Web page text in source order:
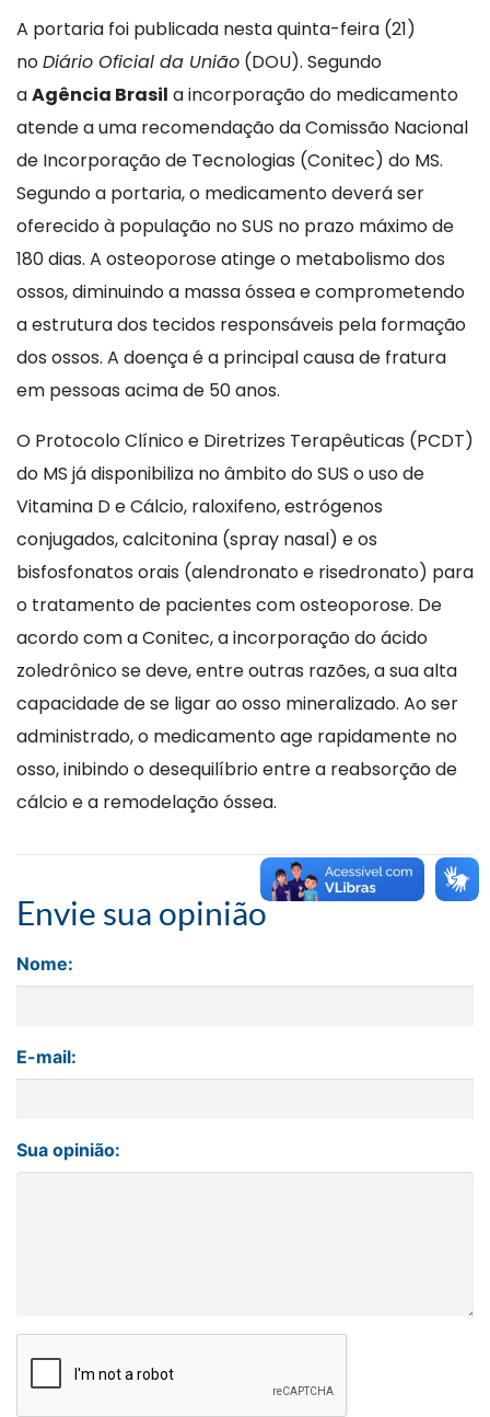
A portaria foi publicada nesta quinta-feira (21)
noDiário Oficial da União (DOU). Segundo
aAgência Brasil a incorporação do medicamento
atende a uma recomendação da Comissão Nacional
de Incorporação de Tecnologias (Conitec) do MS.
Segundo a portaria, o medicamento deverá ser
oferecido à população no SUS no prazo máximo de
180 dias. A osteoporose atinge o metabolismo dos
ossos, diminuindo a massa óssea e comprometendo
a estrutura dos tecidos responsáveis pela formação
dos ossos. A doença é a principal causa de fratura
em pessoas acima de 50 anos.
O Protocolo Clínico e Diretrizes Terapêuticas (PCDT)
do MS já disponibiliza no âmbito do SUS o uso de
Vitamina D e Cálcio, raloxifeno, estrógenos
conjugados, calcitonina (spray nasal) e os
bisfosfonatos orais (alendronato e risedronato) para
o tratamento de pacientes com osteoporose. De
acordo com a Conitec, a incorporação do ácido
zoledrônico se deve, entre outras razões, a sua alta
capacidade de se ligar ao osso mineralizado. Ao ser
administrado, o medicamento age rapidamente no
osso, inibindo o desequilíbrio entre a reabsorção de
cálcio e a remodelação óssea.
Envie sua opinião
Nome:
E-mail:
Sua opinião: